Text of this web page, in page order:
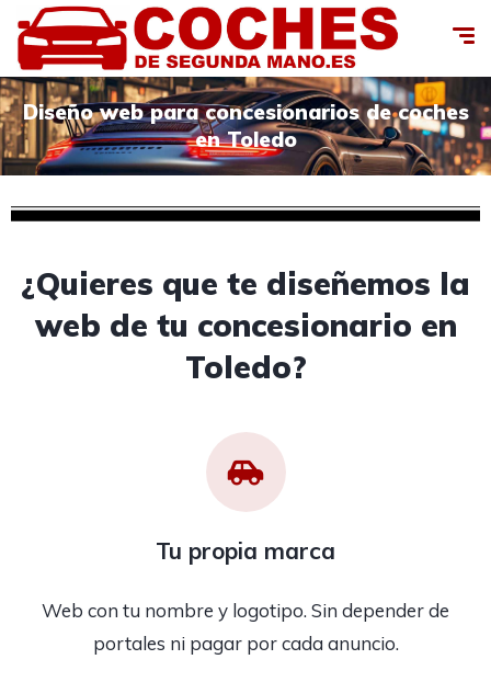
Diseño web para concesionarios de coches
en Toledo
¿Quieres que te diseñemos la
web de tu concesionario en
Toledo?
Tu propia marca
Web con tu nombre y logotipo. Sin depender de
portales ni pagar por cada anuncio.